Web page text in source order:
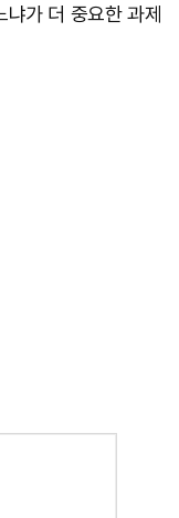
냐가 더 중요한 과제